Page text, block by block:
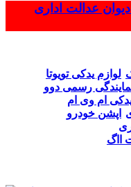
عدالت اداری
لوازم یدکی تویوتا
رسمی دوو
ام وی ام
اپشن خودرو
ااگ